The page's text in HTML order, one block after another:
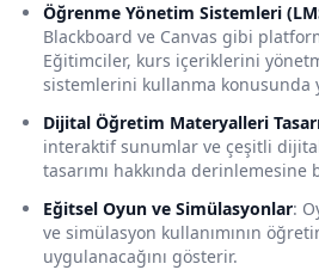
Öğrenme Yönetim Sistemleri
Blackboard ve Canvas gibi
Eğitimciler, kurs içeriklerini
sistemlerini kullanma konusunda
Dijital Öğretim Materyalleri
interaktif sunumlar ve çeşitli
tasarımı hakkında derinlemesine
Eğitsel Oyun ve Simülasyonlar:
ve simülasyon kullanımının
uygulanacağını gösterir.